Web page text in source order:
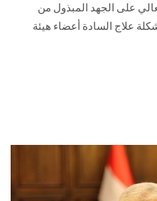
على الجهد المبذول من
علاج السادة أعضاء هيئة